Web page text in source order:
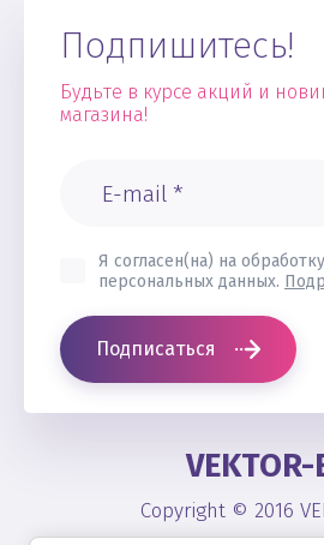
Подпишитесь!
Будьте в курсе акций и
магазина!
Я согласен(на) на
персональных данных.
Подписаться
VEKTOR-
Copyright © 2016